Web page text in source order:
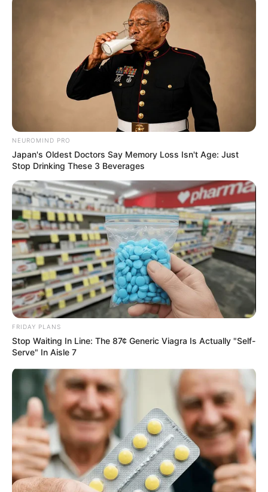
Hidden Sins: 15 Bible Prohibited Acts We All Commit!
And They Did Show This In Bohemian Rapsody!
BRAINBERRIES
10 Incredible FIFA 2026 Facts You Probably Missed
BRAINBERRIES
NEUROMIND PRO
Japan's Oldest Doctors Say Memory Loss Isn't Age: Just
Stop Drinking These 3 Beverages
FRIDAY PLANS
Stop Waiting In Line: The 87¢ Generic Viagra Is Actually "Self-
Serve" In Aisle 7